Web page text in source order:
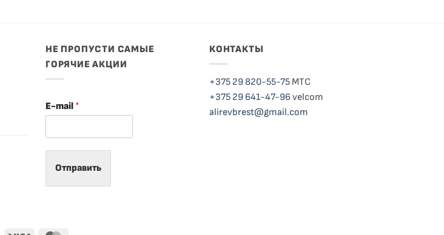
НЕ ПРОПУСТИ САМЫЕ
ГОРЯЧИЕ АКЦИИ
E-mail *
Отправить
КОНТАКТЫ
+375 29 820-55-75 МТС
+375 29 641-47-96velcom
alirevbrest@gmail.com